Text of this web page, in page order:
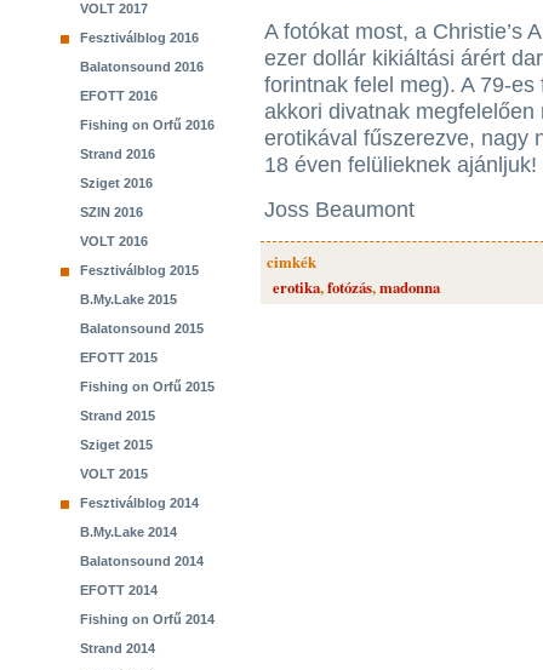
VOLT 2017
Fesztiválblog 2016
Balatonsound 2016
EFOTT 2016
Fishing on Orfű 2016
Strand 2016
Sziget 2016
SZIN 2016
VOLT 2016
Fesztiválblog 2015
B.My.Lake 2015
Balatonsound 2015
EFOTT 2015
Fishing on Orfű 2015
Strand 2015
Sziget 2015
VOLT 2015
Fesztiválblog 2014
B.My.Lake 2014
Balatonsound 2014
EFOTT 2014
Fishing on Orfű 2014
Strand 2014
A fotókat most, a Christie’s
ezer dollár kikiáltási árért
forintnak felel meg). A 79-
akkori divatnak
erotikával fűszerezve, nagy
18 éven felülieknek ajánljuk!
Joss Beaumont
cimkék
erotika,fotózás,madonna